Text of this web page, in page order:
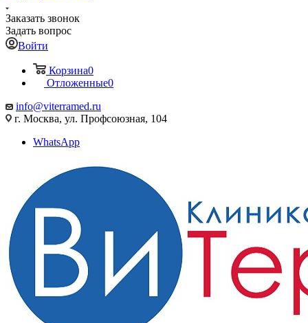
Заказать звонок
Задать вопрос
Войти
Корзина0
Отложенные0
info@viterramed.ru
г. Москва, ул. Профсоюзная, 104
WhatsApp